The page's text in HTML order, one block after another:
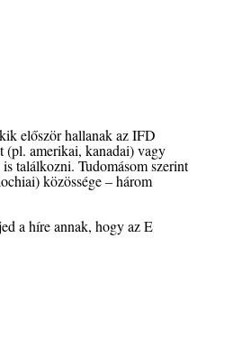
először hallanak az IFD
amerikai, kanadai) vagy
találkozni. Tudomásom szerint
közössége – három
a híre annak, hogy az E